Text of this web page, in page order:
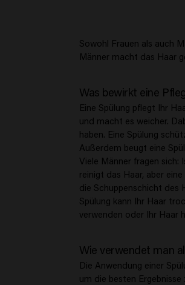
Sowohl Frauen als auch
Männer macht das Haar
Was bewirkt eine
Eine Spülung pflegt Ihr
und macht es weicher.
haben. Eine Spülung
Außerdem beugt eine
Viele Männer fragen sich:
reinigt das Haar, aber
die Schuppenschicht des
Spülung kann Ihr Haar
verwenden oder Ihr Haar
Wie verwendet man
Die Anwendung einer
um die besten Ergebnisse